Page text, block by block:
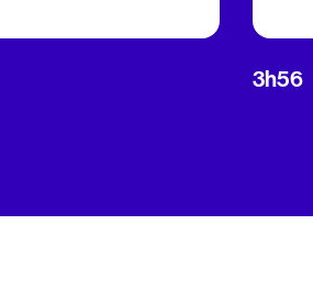
3h56